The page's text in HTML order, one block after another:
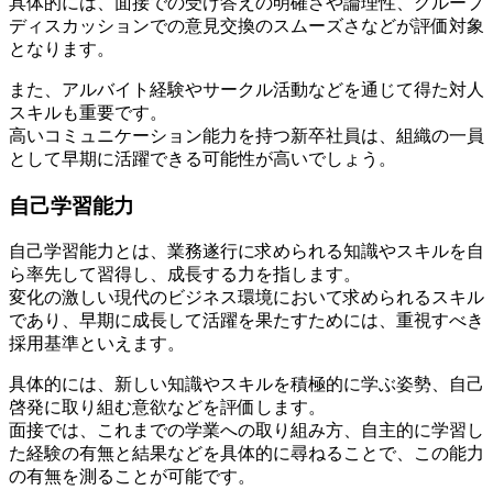
ディスカッションでの意見交換のスムーズさなどが評価対象
となります。
また、アルバイト経験やサークル活動などを通じて得た対人
スキルも重要です。
高いコミュニケーション能力を持つ新卒社員は、組織の一員
として早期に活躍できる可能性が高いでしょう。
自己学習能力
自己学習能力とは、業務遂行に求められる知識やスキルを自
ら率先して習得し、成長する力を指します。
変化の激しい現代のビジネス環境において求められるスキル
であり、早期に成長して活躍を果たすためには、重視すべき
採用基準といえます。
具体的には、新しい知識やスキルを積極的に学ぶ姿勢、自己
啓発に取り組む意欲などを評価します。
面接では、これまでの学業への取り組み方、自主的に学習し
た経験の有無と結果などを具体的に尋ねることで、この能力
の有無を測ることが可能です。